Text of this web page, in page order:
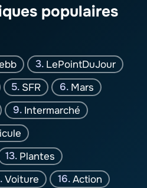
populaires
LePointDuJour
SFR
Mars
Intermarché
Plantes
Voiture Action